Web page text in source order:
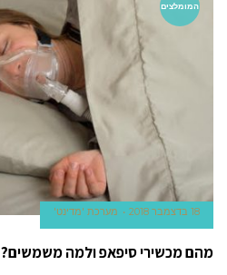
המומלצים
18 בדצמבר 2018 מערכת 'מדינט'
מהם מכשירי סיפאפ ולמה משמשים?